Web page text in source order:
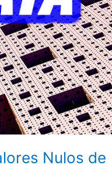
Nulos de